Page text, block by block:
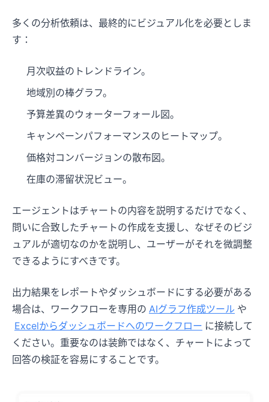
多くの分析依頼は、最終的にビジュアル化を必要としま
す：
月次収益のトレンドライン。
地域別の棒グラフ。
予算差異のウォーターフォール図。
キャンペーンパフォーマンスのヒートマップ。
価格対コンバージョンの散布図。
在庫の滞留状況ビュー。
エージェントはチャートの内容を説明するだけでなく、
問いに合致したチャートの作成を支援し、なぜそのビジ
ュアルが適切なのかを説明し、ユーザーがそれを微調整
できるようにすべきです。
出力結果をレポートやダッシュボードにする必要がある
場合は、ワークフローを専用の AIグラフ作成ツール や
Excelからダッシュボードへのワークフロー に接続して
ください。重要なのは装飾ではなく、チャートによって
回答の検証を容易にすることです。